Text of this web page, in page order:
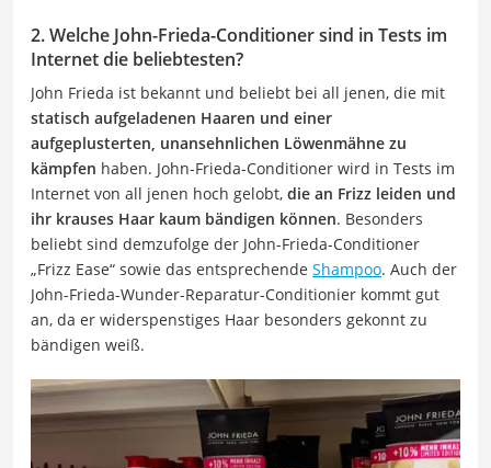
2. Welche John-Frieda-Conditioner sind in Tests im
Internet die beliebtesten?
John Frieda ist bekannt und beliebt bei all jenen, die mit
statisch aufgeladenen Haaren und einer
aufgeplusterten, unansehnlichen Löwenmähne zu
kämpfen haben. John-Frieda-Conditioner wird in Tests im
Internet von all jenen hoch gelobt, die an Frizz leiden und
ihr krauses Haar kaum bändigen können. Besonders
beliebt sind demzufolge der John-Frieda-Conditioner
„Frizz Ease“ sowie das entsprechende Shampoo. Auch der
John-Frieda-Wunder-Reparatur-Conditionier kommt gut
an, da er widerspenstiges Haar besonders gekonnt zu
bändigen weiß.